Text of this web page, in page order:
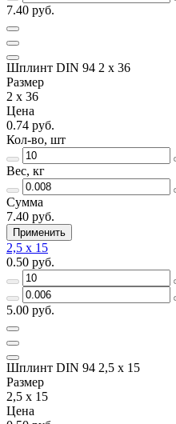
7.40 руб.
Шплинт DIN 94 2 x 36
Размер
2 x 36
Цена
0.74 руб.
Кол-во, шт
Вес, кг
Сумма
7.40 руб.
Применить
2,5 x 15
0.50 руб.
5.00 руб.
Шплинт DIN 94 2,5 x 15
Размер
2,5 x 15
Цена